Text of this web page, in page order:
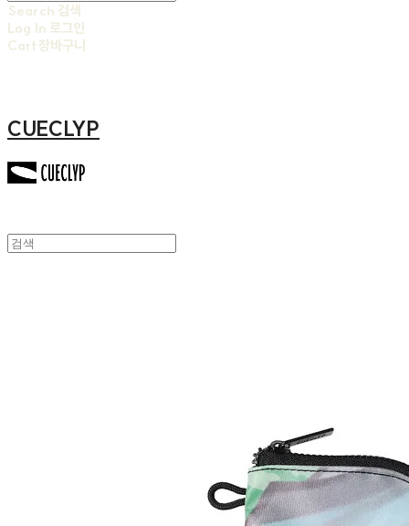
Search 검색
Log In 로그인
Cart장바구니
CUECLYP